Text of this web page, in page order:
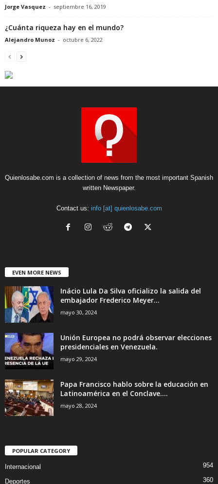
Jorge Vasquez - septiembre 16, 2019
¿Cuánta riqueza hay en el mundo?
Alejandro Munoz - octubre 6, 2022
Quienlosabe.com is a collection of news from the most important Spanish
written Newspaper.
Contact us: info [at] quienlosabe.com
EVEN MORE NEWS
Inácio Lula Da Silva oficializo la salida del
embajador Frederico Meyer...
mayo 30, 2024
Unión Europea no podrá observar elecciones
presidenciales en Venezuela.
mayo 29, 2024
Papa Francisco hablo sobre la educación en
Latinoamérica en el Conclave....
mayo 28, 2024
POPULAR CATEGORY
Internacional 954
Deportes 360